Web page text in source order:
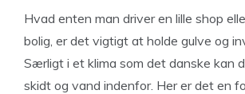
Hvad enten man driver en lille shop
bolig, er det vigtigt at holde gulve og
Særligt i et klima som det danske kan
skidt og vand indenfor. Her er det en